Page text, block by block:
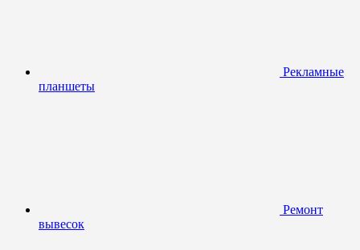
Рекламные
планшеты
Ремонт
вывесок